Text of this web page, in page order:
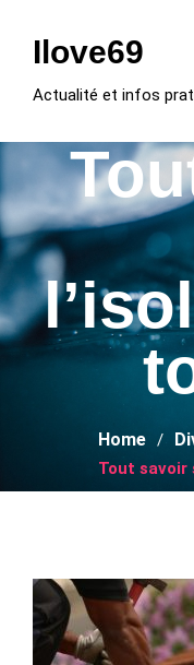
contentIlove69
Actualité et infos
Home
Tout savoir